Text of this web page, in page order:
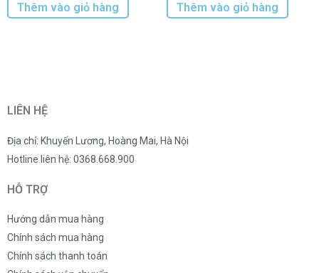
Thêm vào giỏ hàng Thêm vào giỏ hàng
LIÊN HỆ
Địa chỉ: Khuyến Lương, Hoàng Mai, Hà Nội
Hotline liên hệ: 0368.668.900
HỖ TRỢ
Hướng dẫn mua hàng
Chính sách mua hàng
Chính sách thanh toán